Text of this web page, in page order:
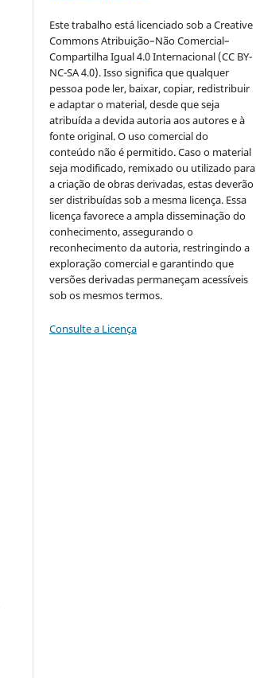
Este trabalho está licenciado sob a Creative
Commons Atribuição–Não Comercial–
Compartilha Igual 4.0 Internacional (CC BY-
NC-SA 4.0). Isso significa que qualquer
pessoa pode ler, baixar, copiar, redistribuir
e adaptar o material, desde que seja
atribuída a devida autoria aos autores e à
fonte original. O uso comercial do
conteúdo não é permitido. Caso o material
seja modificado, remixado ou utilizado para
a criação de obras derivadas, estas deverão
ser distribuídas sob a mesma licença. Essa
licença favorece a ampla disseminação do
conhecimento, assegurando o
reconhecimento da autoria, restringindo a
exploração comercial e garantindo que
versões derivadas permaneçam acessíveis
sob os mesmos termos.
Consulte a Licença